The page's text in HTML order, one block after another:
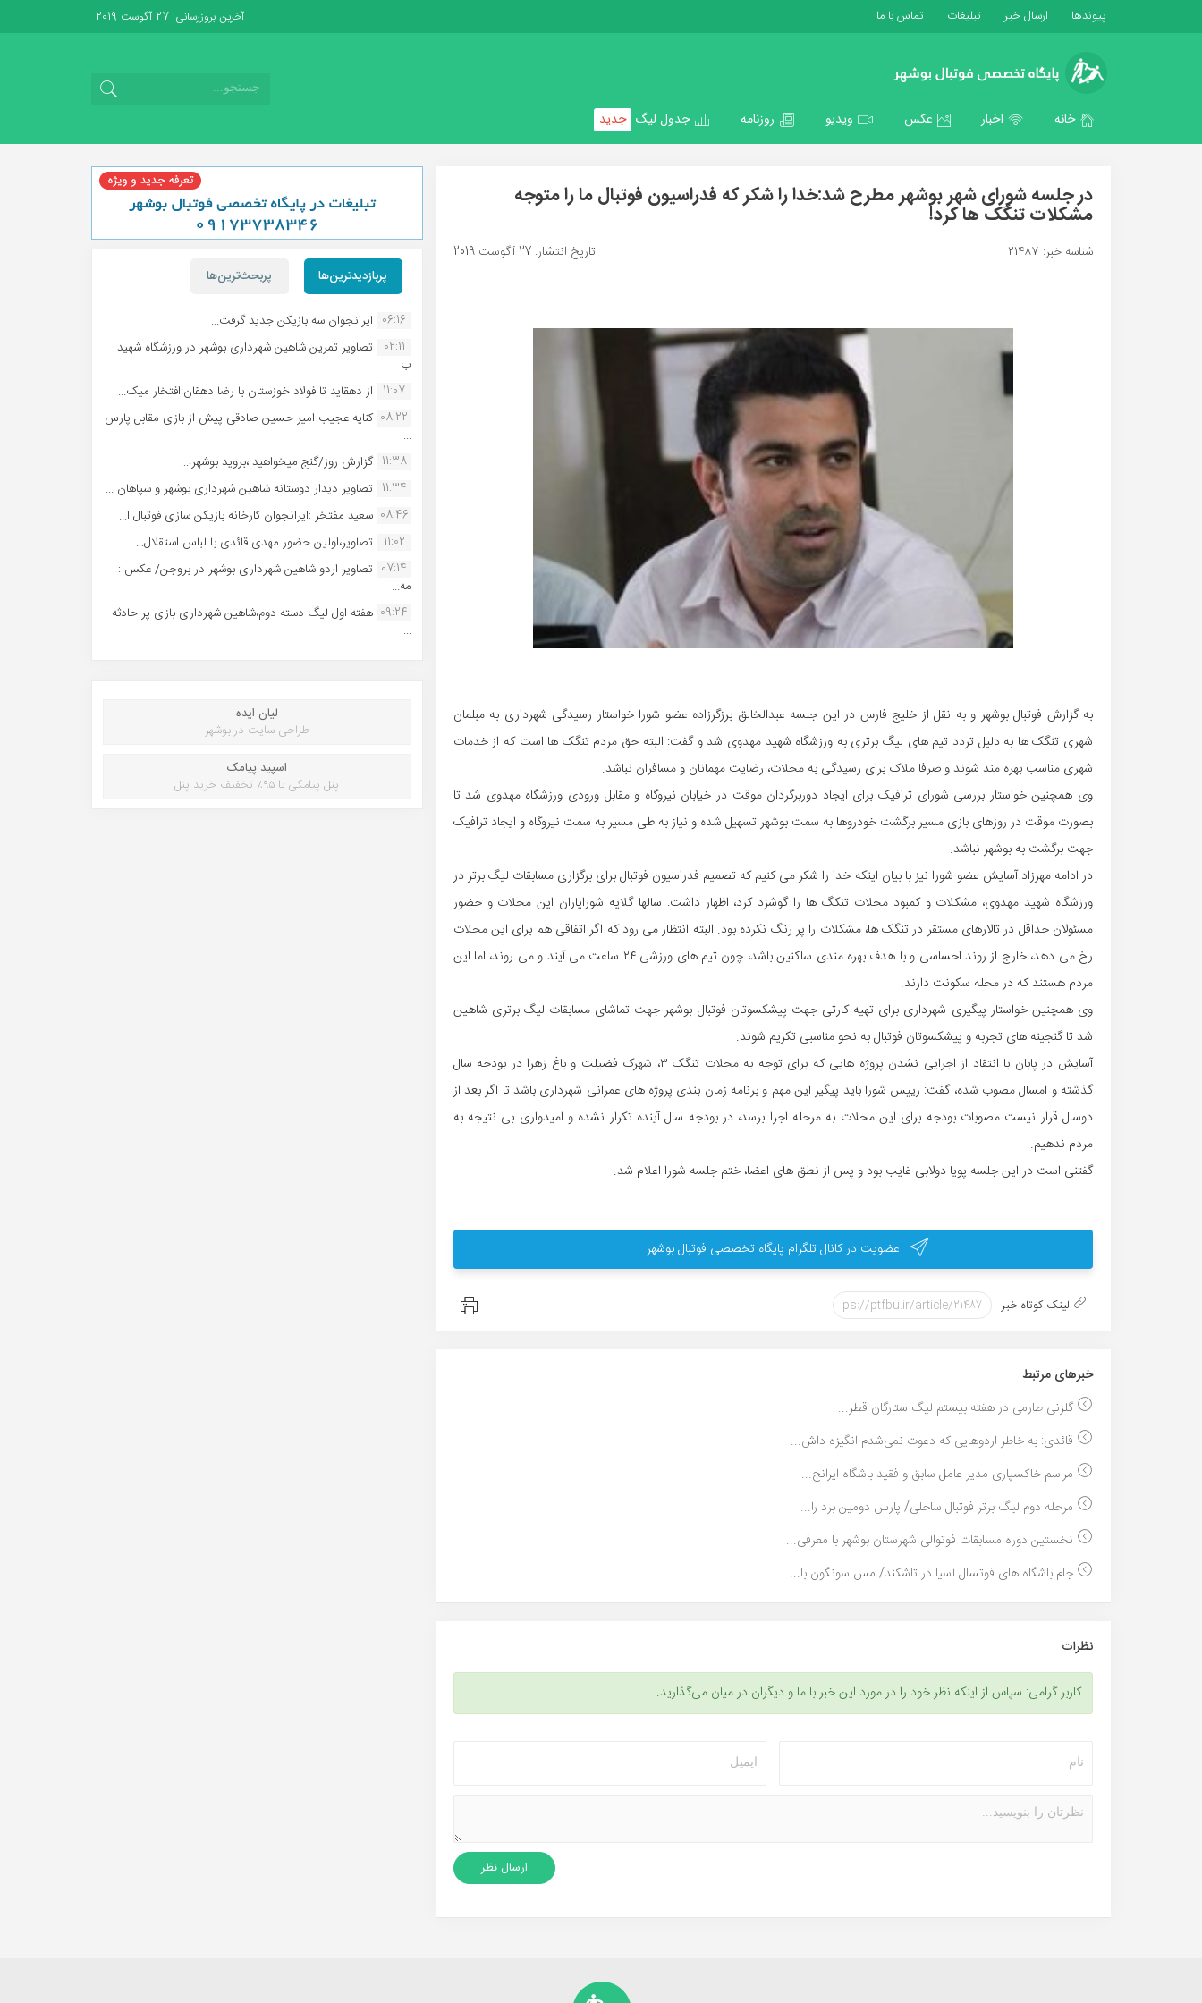
پیوندها ارسال خبر تبلیغات تماس با ما آخرین بروزرسانی: 27 آگوست 2019
خانه اخبار عکس ویدیو روزنامه جدول لیگ جدید
در جلسه شورای شهر بوشهر مطرح شد:خدا را شکر که فدراسیون فوتبال ما را متوجه
مشکلات تنگک ها کرد!
شناسه خبر: 21487 تاریخ انتشار: 27 آگوست 2019
به گزارش فوتبال بوشهر و به نقل از خلیج فارس در این جلسه عبدالخالق برزگرزاده عضو شورا خواستار رسیدگی شهرداری به مبلمان
شهری تنگک ها به دلیل تردد تیم های لیگ برتری به ورزشگاه شهید مهدوی شد و گفت: البته حق مردم تنگک ها است که از خدمات
شهری مناسب بهره مند شوند و صرفا ملاک برای رسیدگی به محلات، رضایت مهمانان و مسافران نباشد.
وی همچنین خواستار بررسی شورای ترافیک برای ایجاد دوربرگردان موقت در خیابان نیروگاه و مقابل ورودی ورزشگاه مهدوی شد تا
بصورت موقت در روزهای بازی مسیر برگشت خودروها به سمت بوشهر تسهیل شده و نیاز به طی مسیر به سمت نیروگاه و ایجاد ترافیک
جهت برگشت به بوشهر نباشد.
در ادامه مهرزاد آسایش عضو شورا نیز با بیان اینکه خدا را شکر می کنیم که تصمیم فدراسیون فوتبال برای برگزاری مسابقات لیگ برتر در
ورزشگاه شهید مهدوی، مشکلات و کمبود محلات تنکگ ها را گوشزد کرد، اظهار داشت: سالها گلایه شورایاران این محلات و حضور
مسئولان حداقل در تالارهای مستقر در تنگک ها، مشکلات را پر رنگ نکرده بود. البته انتظار می رود که اگر اتفاقی هم برای این محلات
رخ می دهد، خارج از روند احساسی و با هدف بهره مندی ساکنین باشد، چون تیم های ورزشی ۲۴ ساعت می آیند و می روند، اما این
مردم هستند که در محله سکونت دارند.
وی همچنین خواستار پیگیری شهرداری برای تهیه کارتی جهت پیشکسوتان فوتبال بوشهر جهت تماشای مسابقات لیگ برتری شاهین
شد تا گنجینه های تجربه و پیشکسوتان فوتبال به نحو مناسبی تکریم شوند.
آسایش در پابان با انتقاد از اجرایی نشدن پروژه هایی که برای توجه به محلات تنگک ۳، شهرک فضیلت و باغ زهرا در بودجه سال
گذشته و امسال مصوب شده، گفت: رییس شورا باید پیگیر این مهم و برنامه زمان بندی پروژه های عمرانی شهرداری باشد تا اگر بعد از
دوسال قرار نیست مصوبات بودجه برای این محلات به مرحله اجرا برسد، در بودجه سال آینده تکرار نشده و امیدواری بی نتیجه به
مردم ندهیم.
گفتنی است در این جلسه پویا دولابی غایب بود و پس از نطق های اعضا، ختم جلسه شورا اعلام شد.
عضویت در کانال تلگرام پایگاه تخصصی فوتبال بوشهر
لینک کوتاه خبر
خبر‌های مرتبط
گلزنی طارمی در هفته بیستم لیگ ستارگان قطر...
قائدی: به خاطر اردوهایی که دعوت نمی‌شدم انگیزه داش...
مراسم خاکسپاری مدیر عامل سابق و فقید باشگاه ایرانج...
مرحله دوم لیگ برتر فوتبال ساحلی/ پارس دومین برد را...
نخستین دوره مسابقات فوتوالی شهرستان بوشهر با معرفی...
جام باشگاه های فوتسال آسیا در تاشکند/ مس سونگون با...
نظرات
کاربر گرامی: سپاس از اینکه نظر خود را در مورد این خبر با ما و دیگران در میان می‌گذارید.
پربازدیدترین‌ها پربحث‌ترین‌ها
06:16 ایرانجوان سه بازیکن جدید گرفت...
02:11
تصاویر تمرین شاهین شهردارى بوشهر در ورزشگاه شهید
ب...
11:07 از دهقاید تا فولاد خوزستان با رضا دهقان:افتخار میک...
08:22 کنایه عجیب امیر حسین صادقی پیش از بازی مقابل پارس
...
11:38 گزارش روز/گنج میخواهید ،بروید بوشهر!...
11:34 تصاویر دیدار دوستانه شاهین شهردارى بوشهر و سپاهان ...
08:46 سعید مفتخر :ایرانجوان کارخانه بازیکن سازی فوتبال ا...
11:02
تصاویر،اولین حضور مهدی قائدی با لباس استقلال...
07:14 تصاویر اردو شاهین شهرداری بوشهر در بروجن/ عکس :
مه...
09:24 هفته اول لیگ دسته دوم،شاهین شهرداری بازی پر حادثه
...
لیان ایده
طراحی سایت در بوشهر
اسپید پیامک
پنل پیامکی با ۹۵٪ تخفیف خرید پنل